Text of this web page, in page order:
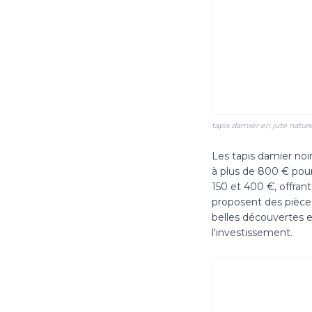
tapis damier en jute
Les tapis damier
à plus de 800 €
150 et 400 €,
proposent des
belles découvertes
l'investissement.